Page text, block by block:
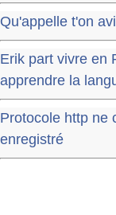
Qu'appelle t'on
Erik part vivre en
apprendre la
Protocole http ne
enregistré